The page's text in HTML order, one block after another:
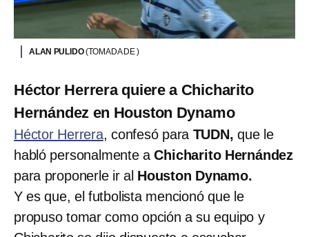
ALAN PULIDO(TOMADA DE )
Héctor Herrera quiere a Chicharito
Hernández en Houston Dynamo
Héctor Herrera, confesó para TUDN, que le
habló personalmente aChicharito Hernández
para proponerle ir al Houston Dynamo.
Y es que, el futbolista mencionó que le
propuso tomar como opción a su equipo y